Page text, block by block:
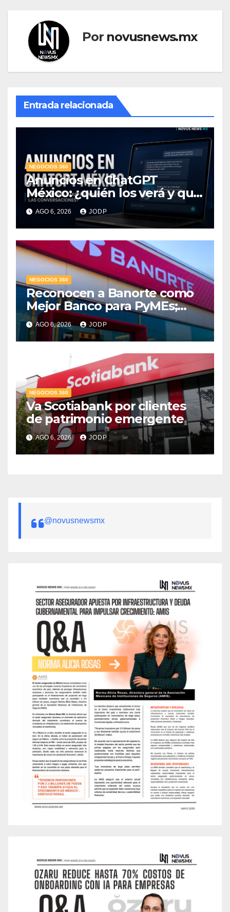
Por novusnews.mx
Entrada relacionada
NEGOCIOS 360
Anuncios en ChatGPT
México: ¿quién los verá y qué
pasará con las
conversaciones?
AGO 6, 2026 JODP
NEGOCIOS 360
Reconocen a Banorte como
Mejor Banco para PyMEs;
supera 14% del mercado
crediticio
AGO 6, 2026 JODP
NEGOCIOS 360
Va Scotiabank por clientes
de patrimonio emergente
AGO 6, 2026 JODP
@novusnewsmx